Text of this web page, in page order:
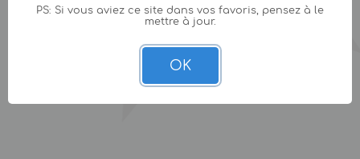
PS: Si vous aviez ce site dans vos favoris, pensez à le
mettre à jour.
OK